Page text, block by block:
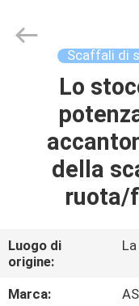
PRODOTTI
CIRCA
NOI
Display
Shelves
Scaffali di
Lo
della
ruota/
Luogo di
origine:
Marca:
AS